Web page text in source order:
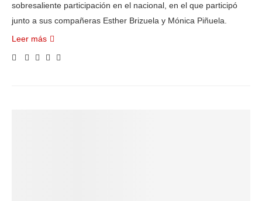
sobresaliente participación en el nacional, en el que participó
junto a sus compañeras Esther Brizuela y Mónica Piñuela.
Leer más